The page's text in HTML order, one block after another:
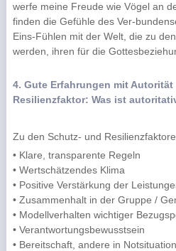
werfe meine Freude wie Vögel an
finden die Gefühle des Ver-
Eins-Fühlen mit der Welt, die zu
werden, ihren für die
4. Gute Erfahrungen mit
Resilienzfaktor: Was ist
Zu den Schutz- und
• Klare, transparente Regeln
• Wertschätzendes Klima
• Positive Verstärkung der
• Zusammenhalt in der Gruppe /
• Modellverhalten wichtiger
• Verantwortungsbewusstsein
• Bereitschaft, andere in